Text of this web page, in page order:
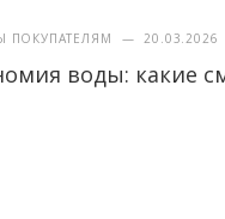
ПОКУПАТЕЛЯМ — 20.03.2026
воды: какие